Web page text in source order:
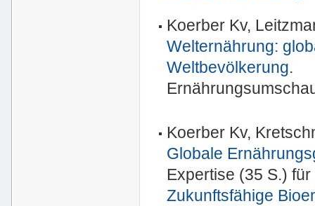
Koerber Kv,
Welternährung:
Weltbevölkerung.
Koerber Kv,
Globale
Expertise (35 S.)
Zukunftsfähige